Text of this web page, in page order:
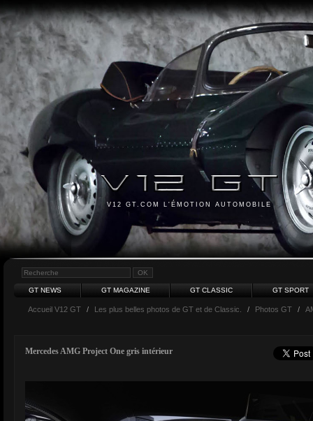
V12 GT.COM L'ÉMOTION AUTOMOBILE
GT NEWS GT MAGAZINE GT CLASSIC GT SPORT
Accueil V12 GT / Les plus belles photos de GT et de Classic. / Photos GT /
Mercedes AMG Project One gris intérieur